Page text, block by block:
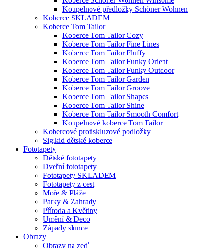
Koupelnové předložky Schöner Wohnen
Koberce SKLADEM
Koberce Tom Tailor
Koberce Tom Tailor Cozy
Koberce Tom Tailor Fine Lines
Koberce Tom Tailor Fluffy
Koberce Tom Tailor Funky Orient
Koberce Tom Tailor Funky Outdoor
Koberce Tom Tailor Garden
Koberce Tom Tailor Groove
Koberce Tom Tailor Shapes
Koberce Tom Tailor Shine
Koberce Tom Tailor Smooth Comfort
Koupelnové koberce Tom Tailor
Kobercové protiskluzové podložky
Sigikid dětské koberce
Fototapety
Dětské fototapety
Dveřní fototapety
Fototapety SKLADEM
Fototapety z cest
Moře & Pláže
Parky & Zahrady
Příroda a Květiny
Umění & Deco
Západy slunce
Obrazy
Obrazy na zeď